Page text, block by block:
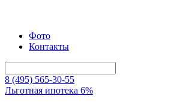
Фото
Контакты
8 (495) 565-30-55
Льготная ипотека 6%